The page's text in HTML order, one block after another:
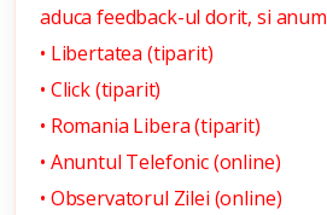
aduca feedback-ul dorit, si
• Libertatea (tiparit)
• Click (tiparit)
• Romania Libera (tiparit)
• Anuntul Telefonic (online)
• Observatorul Zilei (online)